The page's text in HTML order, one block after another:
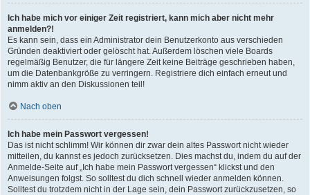
Ich habe mich vor einiger Zeit registriert, kann mich aber nicht mehr
anmelden?!
Es kann sein, dass ein Administrator dein Benutzerkonto aus verschieden
Gründen deaktiviert oder gelöscht hat. Außerdem löschen viele Boards
regelmäßig Benutzer, die für längere Zeit keine Beiträge geschrieben haben,
um die Datenbankgröße zu verringern. Registriere dich einfach erneut und
nimm aktiv an den Diskussionen teil!
Nach oben
Ich habe mein Passwort vergessen!
Das ist nicht schlimm! Wir können dir zwar dein altes Passwort nicht wieder
mitteilen, du kannst es jedoch zurücksetzen. Dies machst du, indem du auf der
Anmelde-Seite auf „Ich habe mein Passwort vergessen“ klickst und den
Anweisungen folgst. So solltest du dich schnell wieder anmelden können.
Solltest du trotzdem nicht in der Lage sein, dein Passwort zurückzusetzen, so